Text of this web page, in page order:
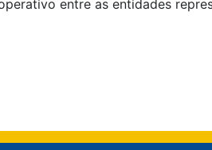
entre as entidades